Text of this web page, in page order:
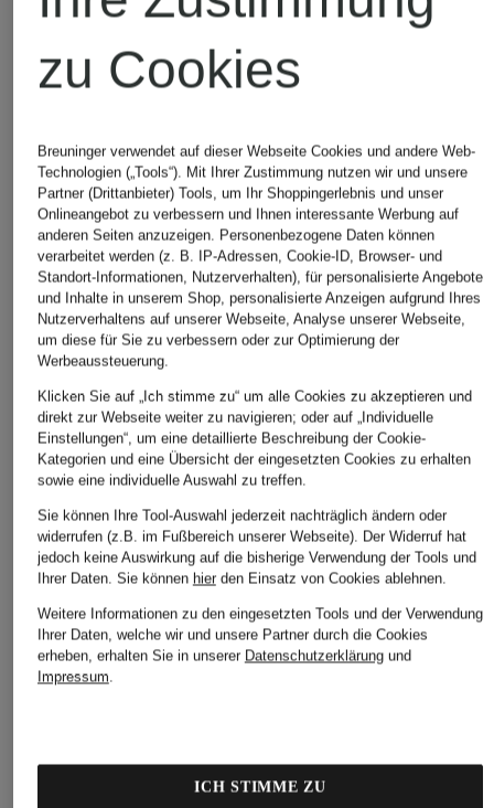
BIRKENSTOCKSchnürstiefel JACKSON 2.0
CHF 219
Ursprünglich:CHF 249
CHF 219
CHF 249
Verfügbare Größen
zu Cookies
Breuninger verwendet auf dieser Webseite Cookies und andere Web-
Technologien („Tools“). Mit Ihrer Zustimmung nutzen wir und unsere
Partner (Drittanbieter) Tools, um Ihr Shoppingerlebnis und unser
Onlineangebot zu verbessern und Ihnen interessante Werbung auf
anderen Seiten anzuzeigen. Personenbezogene Daten können
verarbeitet werden (z. B. IP-Adressen, Cookie-ID, Browser- und
Standort-Informationen, Nutzerverhalten), für personalisierte Angebote
und Inhalte in unserem Shop, personalisierte Anzeigen aufgrund Ihres
Nutzerverhaltens auf unserer Webseite, Analyse unserer Webseite,
um diese für Sie zu verbessern oder zur Optimierung der
Werbeaussteuerung.
Klicken Sie auf „Ich stimme zu“ um alle Cookies zu akzeptieren und
direkt zur Webseite weiter zu navigieren; oder auf „Individuelle
Einstellungen“, um eine detaillierte Beschreibung der Cookie-
Kategorien und eine Übersicht der eingesetzten Cookies zu erhalten
sowie eine individuelle Auswahl zu treffen.
Sie können Ihre Tool-Auswahl jederzeit nachträglich ändern oder
widerrufen (z.B. im Fußbereich unserer Webseite). Der Widerruf hat
jedoch keine Auswirkung auf die bisherige Verwendung der Tools und
Ihrer Daten. Sie können hierden Einsatz von Cookies ablehnen.
Weitere Informationen zu den eingesetzten Tools und der Verwendung
Ihrer Daten, welche wir und unsere Partner durch die Cookies
erheben, erhalten Sie in unserer Datenschutzerklärungund
Impressum.
ICH STIMME ZU